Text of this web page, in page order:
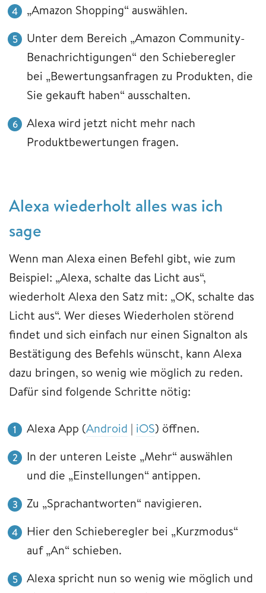
„Amazon Shopping“ auswählen.
Unter dem Bereich „Amazon Community-
Benachrichtigungen“ den Schieberegler
bei „Bewertungsanfragen zu Produkten, die
Sie gekauft haben“ ausschalten.
Alexa wird jetzt nicht mehr nach
Produktbewertungen fragen.
​​​​​​​Alexa wiederholt alles was ich
sage
Wenn man Alexa einen Befehl gibt, wie zum
Beispiel: „Alexa, schalte das Licht aus“,
wiederholt Alexa den Satz mit: „OK, schalte das
Licht aus“. Wer dieses Wiederholen störend
findet und sich einfach nur einen Signalton als
Bestätigung des Befehls wünscht, kann Alexa
dazu bringen, so wenig wie möglich zu reden.
Dafür sind folgende Schritte nötig:
Alexa App (Android | iOS) öffnen.
In der unteren Leiste „Mehr“ auswählen
und die „Einstellungen“ antippen.
Zu „Sprachantworten“ navigieren.
Hier den Schieberegler bei „Kurzmodus“
auf „An“ schieben.
Alexa spricht nun so wenig wie möglich und